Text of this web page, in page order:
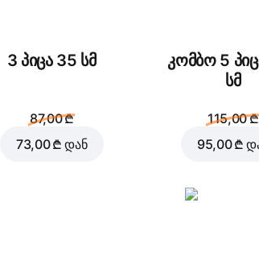
3 პიცა 35 სმ
87,00 ₾
73,00 ₾ დან
კომბო 5
სმ
115,00 ₾
95,00 ₾